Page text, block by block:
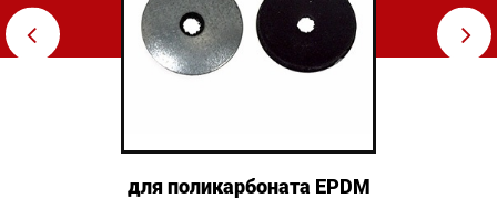
⇦
для поликарбоната EPDM
⇨